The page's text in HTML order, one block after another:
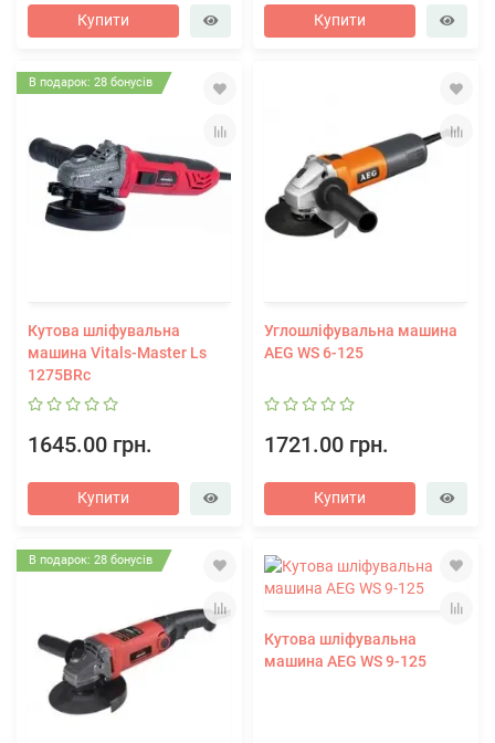
Купити Купити
В подарок: 28 бонусів
Кутова шліфувальна
машина Vitals-Master Ls
1275BRc
1645.00 грн.
Купити
Углошліфувальна машина
AEG WS 6-125
1721.00 грн.
Купити
В подарок: 28 бонусів
Кутова шліфувальна
машина AEG WS 9-125